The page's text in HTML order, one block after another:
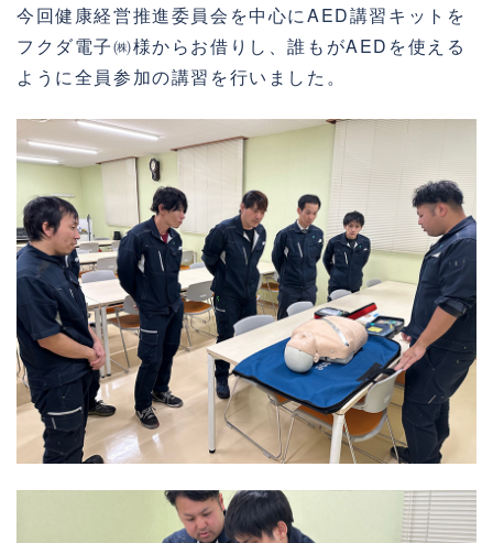
今回健康経営推進委員会を中心にAED講習キットを
フクダ電子㈱様からお借りし、誰もがAEDを使える
ように全員参加の講習を行いました。